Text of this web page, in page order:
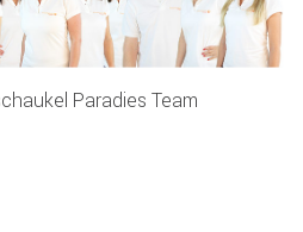
Paradies Team